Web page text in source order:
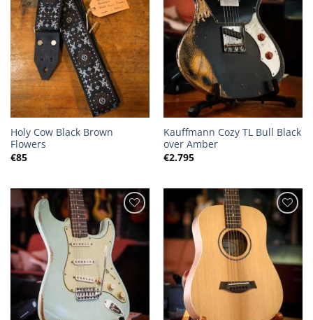
Holy Cow Black Brown
Flowers
€85
Kauffmann Cozy TL Bull Black
over Amber
€2.795